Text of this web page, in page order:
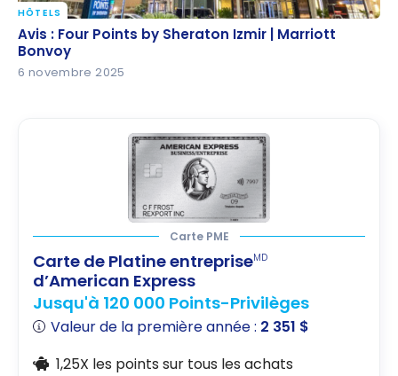
Avis : Four Points by Sheraton Izmir | Marriott
Bonvoy
HÔTELS
Avis : Four Points by Sheraton Izmir | Marriott
Bonvoy
6 novembre 2025
Carte PME
Carte de Platine entrepriseMD
d’American Express
Jusqu'à 120 000 Points-Privilèges
Valeur de la première année : 2 351 $
1,25X les points sur tous les achats